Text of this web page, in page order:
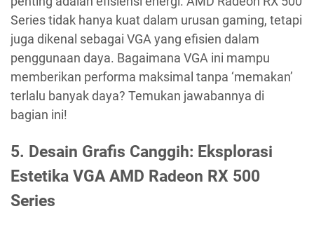
Series tidak hanya kuat dalam urusan gaming, tetapi
juga dikenal sebagai VGA yang efisien dalam
penggunaan daya. Bagaimana VGA ini mampu
memberikan performa maksimal tanpa ‘memakan’
terlalu banyak daya? Temukan jawabannya di
bagian ini!
5. Desain Grafis Canggih: Eksplorasi
Estetika VGA AMD Radeon RX 500
Series